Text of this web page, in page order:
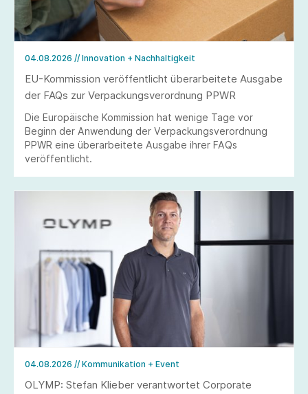
04.08.2026 // Innovation + Nachhaltigkeit
EU-Kommission veröffentlicht überarbeitete Ausgabe
der FAQs zur Verpackungsverordnung PPWR
Die Europäische Kommission hat wenige Tage vor
Beginn der Anwendung der Verpackungsverordnung
PPWR eine überarbeitete Ausgabe ihrer FAQs
veröffentlicht.
04.08.2026 // Kommunikation + Event
OLYMP: Stefan Klieber verantwortet Corporate